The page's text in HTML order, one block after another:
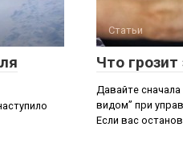
Статьи
Что
Давайте
видом” при
Если вас